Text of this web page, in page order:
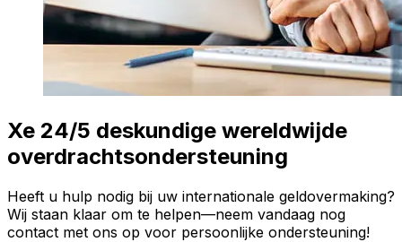
Xe 24/5 deskundige wereldwijde
overdrachtsondersteuning
Heeft u hulp nodig bij uw internationale geldovermaking?
Wij staan klaar om te helpen—neem vandaag nog
contact met ons op voor persoonlijke ondersteuning!